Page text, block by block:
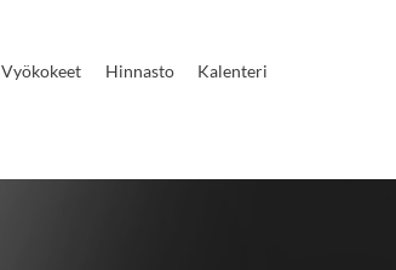
Vyökokeet Hinnasto
Kalenteri